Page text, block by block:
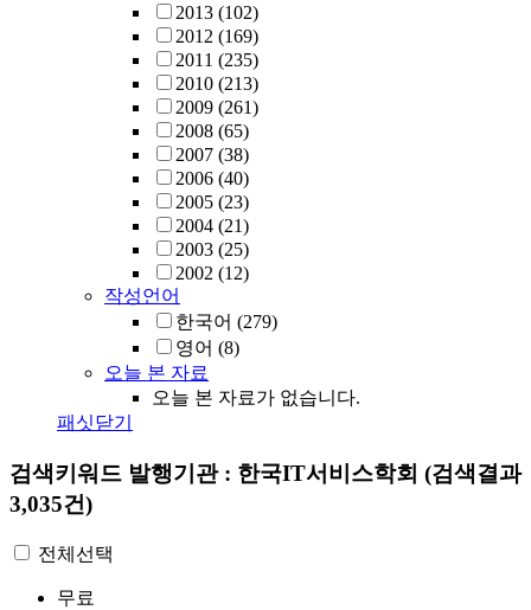
2013 (102)
2012 (169)
2011 (235)
2010 (213)
2009 (261)
2008 (65)
2007 (38)
2006 (40)
2005 (23)
2004 (21)
2003 (25)
2002 (12)
작성언어
한국어 (279)
영어 (8)
오늘 본 자료
오늘 본 자료가 없습니다.
패싯닫기
검색키워드 발행기관 : 한국IT서비스학회 (검색결과
3,035건)
전체선택
무료